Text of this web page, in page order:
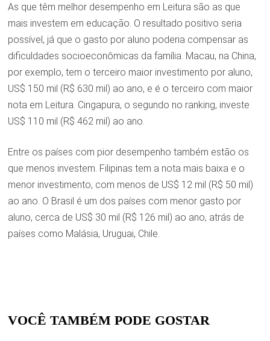
As que têm melhor desempenho em Leitura são as que
mais investem em educação. O resultado positivo seria
possível, já que o gasto por aluno poderia compensar as
dificuldades socioeconômicas da família. Macau, na China,
por exemplo, tem o terceiro maior investimento por aluno,
US$ 150 mil (R$ 630 mil) ao ano, e é o terceiro com maior
nota em Leitura. Cingapura, o segundo no ranking, investe
US$ 110 mil (R$ 462 mil) ao ano.
Entre os países com pior desempenho também estão os
que menos investem. Filipinas tem a nota mais baixa e o
menor investimento, com menos de US$ 12 mil (R$ 50 mil)
ao ano. O Brasil é um dos países com menor gasto por
aluno, cerca de US$ 30 mil (R$ 126 mil) ao ano, atrás de
países como Malásia, Uruguai, Chile.
VOCÊ TAMBÉM PODE GOSTAR